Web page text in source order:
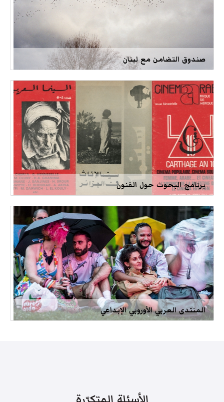
صندوق التضامن مع لبنان
برنامج البحوث حول الفنون
المنتدى العربي الأوروبي الإبداعي
الأسئلة المتكرّرة